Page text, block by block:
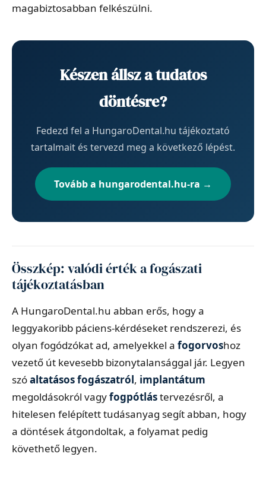
magabiztosabban felkészülni.
Készen állsz a tudatos
döntésre?
Fedezd fel a HungaroDental.hu tájékoztató
tartalmait és tervezd meg a következő lépést.
Tovább a hungarodental.hu-ra →
Összkép: valódi érték a fogászati
tájékoztatásban
A HungaroDental.hu abban erős, hogy a
leggyakoribb páciens-kérdéseket rendszerezi, és
olyan fogódzókat ad, amelyekkel a fogorvoshoz
vezető út kevesebb bizonytalansággal jár. Legyen
szóaltatásos fogászatról, implantátum
megoldásokról vagyfogpótlástervezésről, a
hitelesen felépített tudásanyag segít abban, hogy
a döntések átgondoltak, a folyamat pedig
követhető legyen.